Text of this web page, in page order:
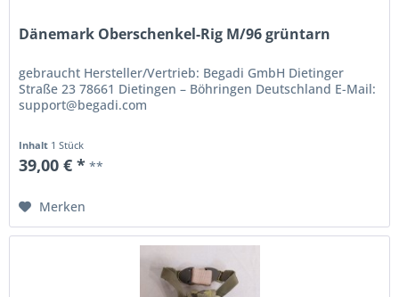
Dänemark Oberschenkel-Rig M/96 grüntarn
gebraucht Hersteller/Vertrieb: Begadi GmbH Dietinger
Straße 23 78661 Dietingen – Böhringen Deutschland E-Mail:
support@begadi.com
Inhalt 1 Stück
39,00 € * **
Merken